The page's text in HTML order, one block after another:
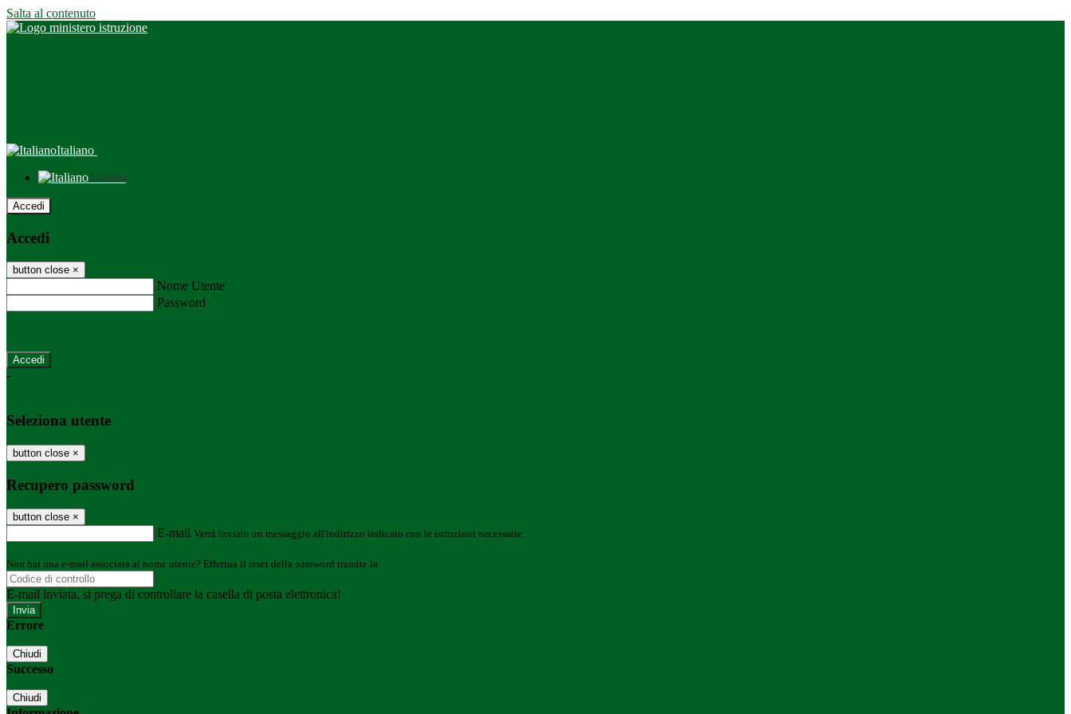
Salta al contenuto
Italiano
Italiano
Accedi
Accedi
button close ×
Nome Utente
Password
-
Seleziona utente
button close ×
Recupero password
button close ×
E-mail Verrà inviato un messaggio all'indirizzo indicato con le istruzioni necessarie.
Non hai una e-mail associata al nome utente? Effettua il reset della password tramite la
E-mail inviata, si prega di controllare la casella di posta elettronica!
Errore
Chiudi
Successo
Chiudi